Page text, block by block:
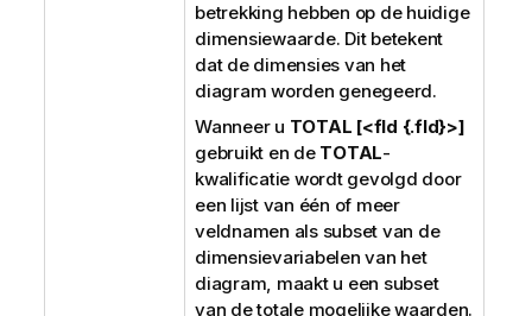
betrekking hebben op de huidige
dimensiewaarde. Dit betekent
dat de dimensies van het
diagram worden genegeerd.
Wanneer u TOTAL [<fld {.fld}>]
gebruikt en de TOTAL-
kwalificatie wordt gevolgd door
een lijst van één of meer
veldnamen als subset van de
dimensievariabelen van het
diagram, maakt u een subset
van de totale mogelijke waarden.